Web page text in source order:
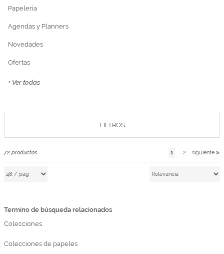
Marcas
Top Ventas
Temática
PLANNERS
CROCHET
Somos Kimidori
72 productos 1 2 siguiente
Termino de búsqueda relacionados
Colecciones
Colecciones de papeles
Papelería
Agendas y Planners
Novedades
Ofertas
+ Ver todas
FILTROS